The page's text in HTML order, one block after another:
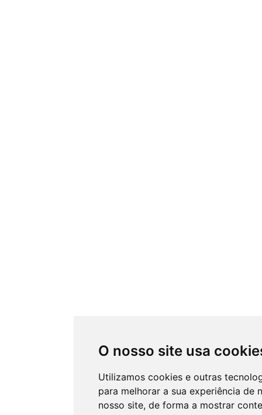
O nosso site usa
Utilizamos cookies e outras
para melhorar a sua experiência de
nosso site, de forma a mostrar